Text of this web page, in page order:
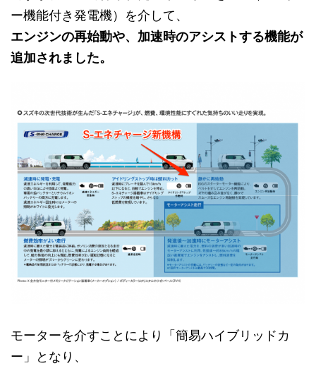
ー機能付き発電機）を介して、
エンジンの再始動や、加速時のアシストする機能が
追加されました。
モーターを介すことにより「簡易ハイブリッドカ
ー」となり、